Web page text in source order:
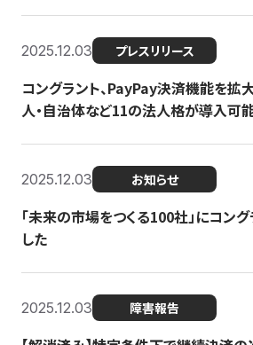
2025.12.03 プレスリリース
コングラント、PayPay決済機能を拡
人・自治体など11の法人格が導入可
2025.12.03 お知らせ
「未来の市場をつくる100社」にコン
した
2025.12.03 障害報告